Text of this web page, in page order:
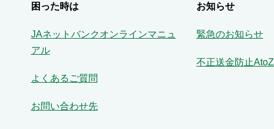
困った時は
JAネットバンクオンラインマニュ
アル
よくあるご質問
お問い合わせ先
お知らせ
緊急のお知らせ
不正送金防止AtoZ